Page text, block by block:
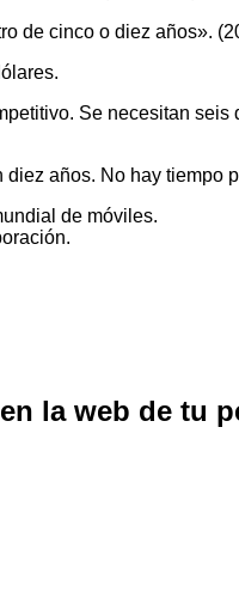
de cinco o diez años».
Se necesitan
años. No hay tiempo
de móviles.
la web de tu